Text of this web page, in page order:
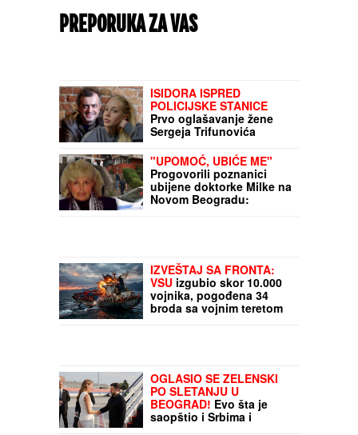
PREPORUKA ZA VAS
ISIDORA ISPRED
POLICIJSKE STANICE
Prvo oglašavanje žene
Sergeja Trifunovića
Novom Beogradu:
"Pomagala je
slabovidima, slomila je
smrt supruga"